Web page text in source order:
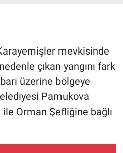
mevkisinde
çıkan yangını fark
üzerine bölgeye
Pamukova
Orman Şefliğine bağlı